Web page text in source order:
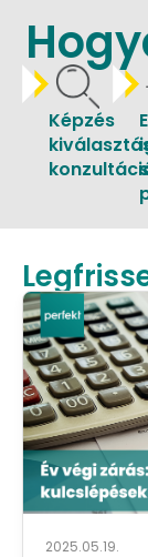
Képzés
2025.05.19.